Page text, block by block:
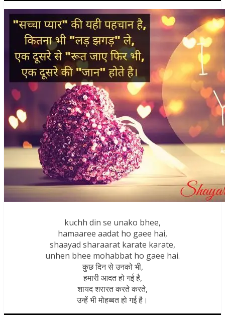
kuchh din se unako bhee,
hamaaree aadat ho gaee hai,
shaayad sharaarat karate karate,
unhen bhee mohabbat ho gaee hai.
कुछ दिन से उनको भी,
हमारी आदत हो गई है,
शायद शरारत करते करते,
उन्हें भी मोहब्बत हो गई है।